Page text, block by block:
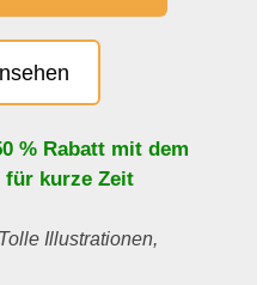
% Rabatt mit dem
für kurze Zeit
Illustrationen,